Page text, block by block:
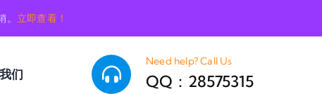
立即查看！
们
Need help? Call Us
QQ：28575315